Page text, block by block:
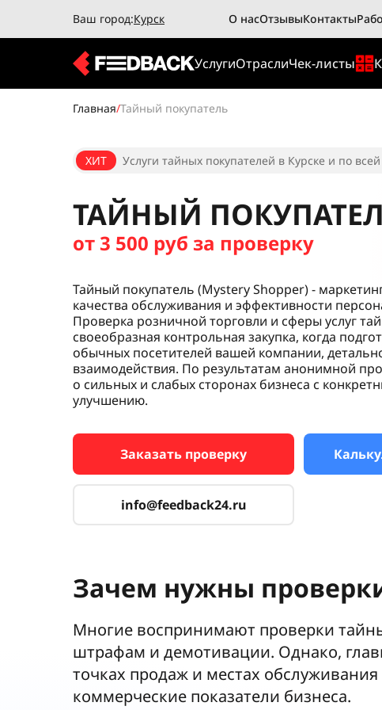
Ваш город:Курск О насОтзывыКонтакты
УслугиОтраслиЧек-листы
Главная/Тайный покупатель
ХИТ Услуги тайных покупателей в Курске и по
ТАЙНЫЙ
от 3 500 руб за проверку
Тайный покупатель (Mystery Shopper) -
качества обслуживания и эффективности
Проверка розничной торговли и сферы услуг
своеобразная контрольная закупка, когда
обычных посетителей вашей компании,
взаимодействия. По результатам анонимной
о сильных и слабых сторонах бизнеса с
улучшению.
Заказать проверку
info@feedback24.ru
Зачем нужны
Многие воспринимают проверки
штрафам и демотивации. Однако,
точках продаж и местах
коммерческие показатели бизнеса.